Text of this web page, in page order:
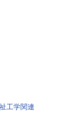
工学関連